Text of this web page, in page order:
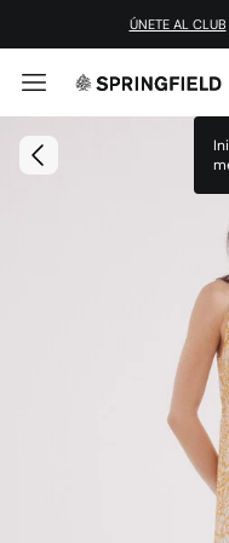
ÚNETE AL CLUB